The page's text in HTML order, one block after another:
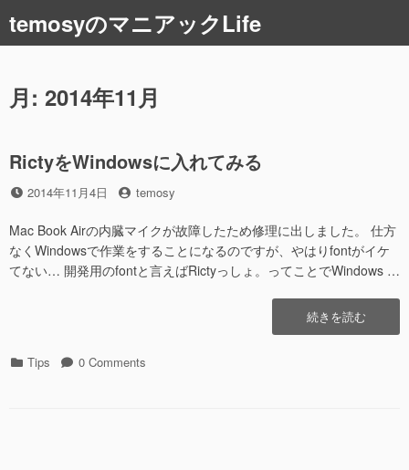
ン
テ
へ
ッ
プ
temosyのマニアックLife
月: 2014年11月
RictyをWindowsに入れてみる
投
日
2014年11月4日
投
者
temosy
Mac Book Airの内臓マイクが故障したため修理に出しました。 仕方
なくWindowsで作業をすることになるのですが、やはりfontがイケ
てない… 開発用のfontと言えばRictyっしょ。ってことでWindows …
“Ricty
を
続きを読む
カ Tips 0 Comments